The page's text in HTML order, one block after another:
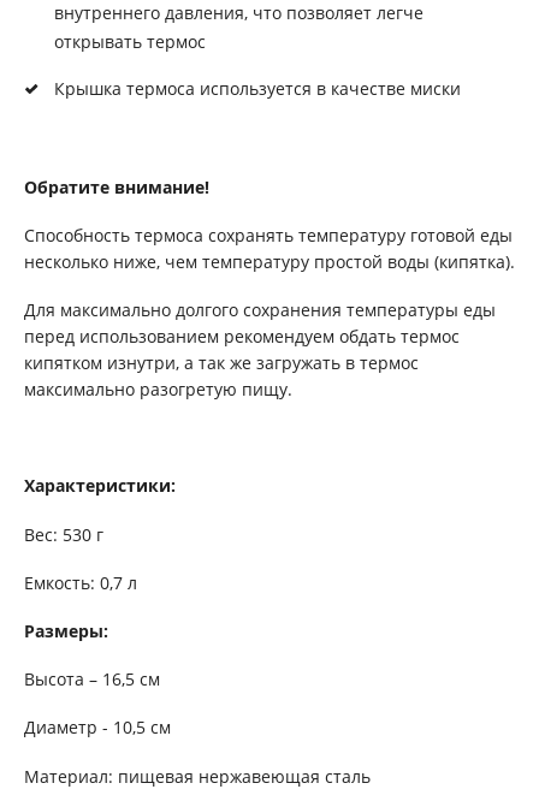
внутреннего давления, что позволяет легче
открывать термос
Крышка термоса используется в качестве миски
Обратите внимание!
Способность термоса сохранять температуру готовой еды
несколько ниже, чем температуру простой воды (кипятка).
Для максимально долгого сохранения температуры еды
перед использованием рекомендуем обдать термос
кипятком изнутри, а так же загружать в термос
максимально разогретую пищу.
Характеристики:
Вес: 530 г
Емкость: 0,7 л
Размеры:
Высота – 16,5 см
Диаметр - 10,5 см
Материал: пищевая нержавеющая сталь